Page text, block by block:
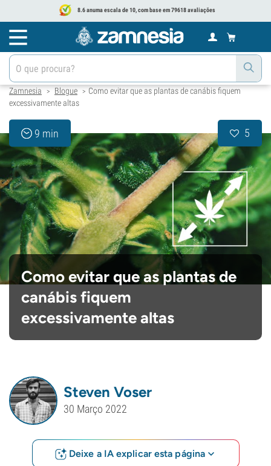
8.6 anuma escala de 10, com base em 79618 avaliações
Zamnesia > Blogue > Como evitar que as plantas de canábis fiquem
excessivamente altas
9 min 5
Como evitar que as plantas de
canábis fiquem
excessivamente altas
Steven Voser
30 Março 2022
Deixe a IA explicar esta página